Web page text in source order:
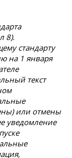
8).
стандарту
на 1 января
текст
или отмены
уведомление